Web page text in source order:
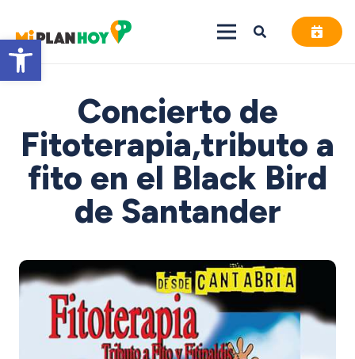
Abrir barra de herramientas
Concierto de
Fitoterapia,tributo a
fito en el Black Bird
de Santander